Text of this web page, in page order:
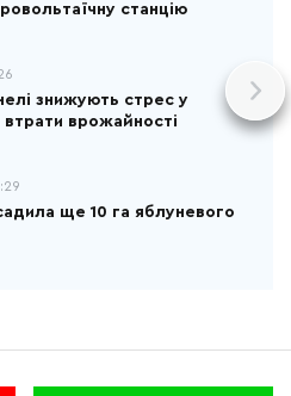
станцію
знижують стрес у
врожайності
ще 10 га яблуневого